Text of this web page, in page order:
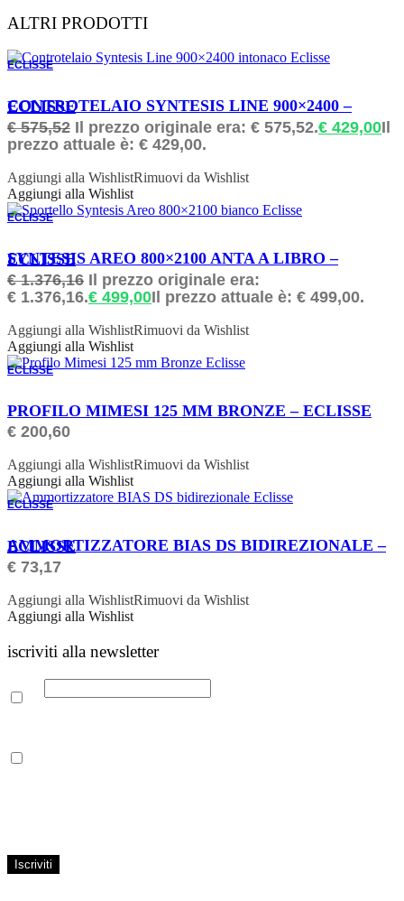
ALTRI PRODOTTI
ECLISSE
ORDINABILE
CONTROTELAIO SYNTESIS LINE 900×2400 – ECLISSE
€575,52 Il prezzo originale era: € 575,52.€ 429,00Il
prezzo attuale è: € 429,00.
Aggiungi alla WishlistRimuovi da Wishlist
Aggiungi alla Wishlist
ECLISSE
ORDINABILE
SYNTESIS AREO 800×2100 ANTA A LIBRO – ECLISSE
€1.376,16 Il prezzo originale era:
€ 1.376,16.€ 499,00Il prezzo attuale è: € 499,00.
Aggiungi alla WishlistRimuovi da Wishlist
Aggiungi alla Wishlist
ECLISSE
ORDINABILE
PROFILO MIMESI 125 MM BRONZE – ECLISSE
€ 200,60
Aggiungi alla WishlistRimuovi da Wishlist
Aggiungi alla Wishlist
ECLISSE
ORDINABILE
AMMORTIZZATORE BIAS DS BIDIREZIONALE – ECLISSE
€ 73,17
Aggiungi alla WishlistRimuovi da Wishlist
Aggiungi alla Wishlist
iscriviti alla newsletter